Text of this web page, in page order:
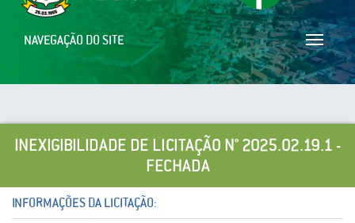
Toggle
NAVEGAÇÃO DO SITE
INEXIGIBILIDADE DE LICITAÇÃO N° 2025.02.19.1 -
FECHADA
INFORMAÇÕES DA LICITAÇÃO: